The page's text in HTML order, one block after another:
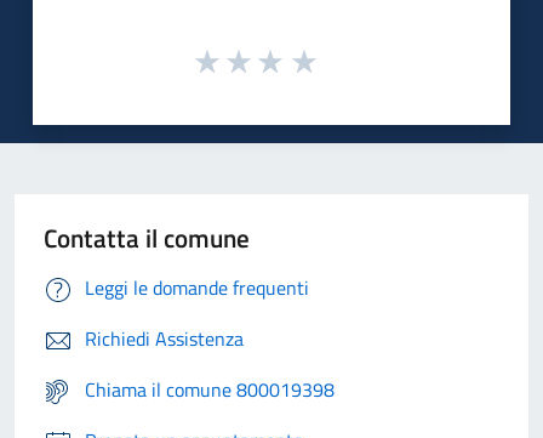
Contatta il comune
Leggi le domande frequenti
Richiedi Assistenza
Chiama il comune 800019398